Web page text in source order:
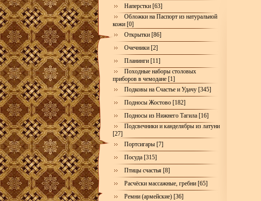
Наперстки [63]
Обложки на Паспорт из натуральной
кожи [0]
Открытки [86]
Очечники [2]
Планинги [11]
Походные наборы столовых
приборов в чемодане [1]
Подковы на Счастье и Удачу [345]
Подносы Жостово [182]
Подносы из Нижнего Тагила [16]
Подсвечники и канделябры из латуни
[27]
Портсигары [7]
Посуда [315]
Птицы счастья [8]
Расчёски массажные, гребни [65]
Ремни (армейские) [36]